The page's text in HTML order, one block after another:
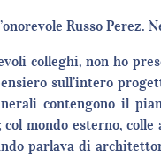
Russo Perez.
colleghi, non ho
sull’intero
contengono il
mondo esterno,
parlava di